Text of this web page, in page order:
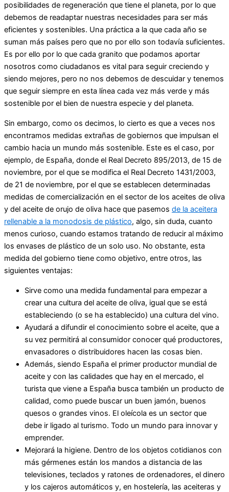
posibilidades de regeneración que tiene el planeta, por lo que
debemos de readaptar nuestras necesidades para ser más
eficientes y sostenibles. Una práctica a la que cada año se
suman más países pero que no por ello son todavía suficientes.
Es por ello por lo que cada granito que podamos aportar
nosotros como ciudadanos es vital para seguir creciendo y
siendo mejores, pero no nos debemos de descuidar y tenemos
que seguir siempre en esta línea cada vez más verde y más
sostenible por el bien de nuestra especie y del planeta.
Sin embargo, como os decimos, lo cierto es que a veces nos
encontramos medidas extrañas de gobiernos que impulsan el
cambio hacia un mundo más sostenible. Este es el caso, por
ejemplo, de España, donde el Real Decreto 895/2013, de 15 de
noviembre, por el que se modifica el Real Decreto 1431/2003,
de 21 de noviembre, por el que se establecen determinadas
medidas de comercialización en el sector de los aceites de oliva
y del aceite de orujo de oliva hace que pasemos de la aceitera
rellenable a la monodosis de plástico, algo, sin duda, cuanto
menos curioso, cuando estamos tratando de reducir al máximo
los envases de plástico de un solo uso. No obstante, esta
medida del gobierno tiene como objetivo, entre otros, las
siguientes ventajas:
Sirve como una medida fundamental para empezar a
crear una cultura del aceite de oliva, igual que se está
estableciendo (o se ha establecido) una cultura del vino.
Ayudará a difundir el conocimiento sobre el aceite, que a
su vez permitirá al consumidor conocer qué productores,
envasadores o distribuidores hacen las cosas bien.
Además, siendo España el primer productor mundial de
aceite y con las calidades que hay en el mercado, el
turista que viene a España busca también un producto de
calidad, como puede buscar un buen jamón, buenos
quesos o grandes vinos. El oleícola es un sector que
debe ir ligado al turismo. Todo un mundo para innovar y
emprender.
Mejorará la higiene. Dentro de los objetos cotidianos con
más gérmenes están los mandos a distancia de las
televisiones, teclados y ratones de ordenadores, el dinero
y los cajeros automáticos y, en hostelería, las aceiteras y